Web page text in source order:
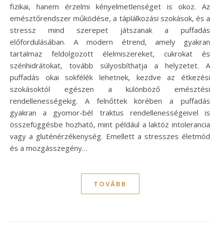
fizikai, hanem érzelmi kényelmetlenséget is okoz. Az
emésztőrendszer működése, a táplálkozási szokások, és a
stressz mind szerepet játszanak a puffadás
előfordulásában. A modern étrend, amely gyakran
tartalmaz feldolgozott élelmiszereket, cukrokat és
szénhidrátokat, tovább súlyosbíthatja a helyzetet. A
puffadás okai sokfélék lehetnek, kezdve az étkezési
szokásoktól egészen a különböző emésztési
rendellenességekig. A felnőttek körében a puffadás
gyakran a gyomor-bél traktus rendellenességeivel is
összefüggésbe hozható, mint például a laktóz intolerancia
vagy a gluténérzékenység. Emellett a stresszes életmód
és a mozgásszegény…
TOVÁBB